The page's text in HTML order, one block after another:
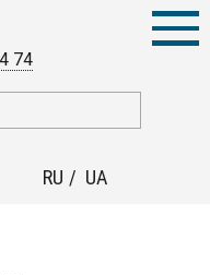
74
RU UA